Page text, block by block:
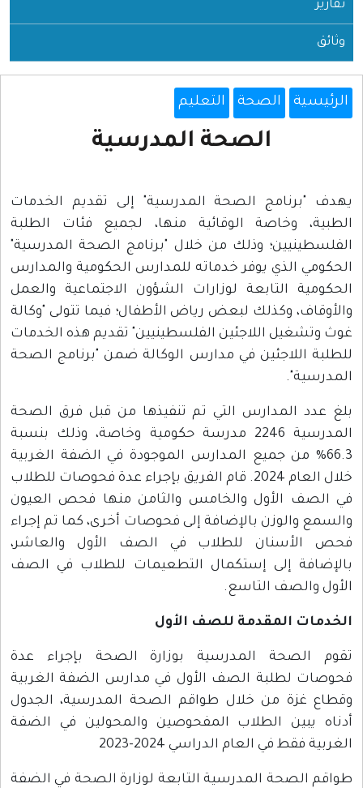
تقارير
وثائق
الرئيسية الصحة التعليم
الصحة المدرسية
يهدف "برنامج الصحة المدرسية" إلى تقديم الخدمات
الطبية، وخاصة الوقائية منها، لجميع فئات الطلبة
الفلسطينيين؛ وذلك من خلال "برنامج الصحة المدرسية"
الحكومي الذي يوفر خدماته للمدارس الحكومية والمدارس
الحكومية التابعة لوزارات الشؤون الاجتماعية والعمل
والأوقاف، وكذلك لبعض رياض الأطفال؛ فيما تتولى "وكالة
غوث وتشغيل اللاجئين الفلسطينيين" تقديم هذه الخدمات
للطلبة اللاجئين في مدارس الوكالة ضمن "برنامج الصحة
المدرسية".
بلغ عدد المدارس التي تم تنفيذها من قبل فرق الصحة
المدرسية 2246 مدرسة حكومية وخاصة، وذلك بنسبة
66.3% من جميع المدارس الموجودة في الضفة الغربية
خلال العام 2024. قام الفريق بإجراء عدة فحوصات للطلاب
في الصف الأول والخامس والثامن منها فحص العيون
والسمع والوزن بالإضافة إلى فحوصات أخرى، كما تم إجراء
فحص الأسنان للطلاب في الصف الأول والعاشر،
بالإضافة إلى إستكمال التطعيمات للطلاب في الصف
الأول والصف التاسع.
الخدمات المقدمة للصف الأول
تقوم الصحة المدرسية بوزارة الصحة بإجراء عدة
فحوصات لطلبة الصف الأول في مدارس الضفة الغربية
وقطاع غزة من خلال طواقم الصحة المدرسية، الجدول
أدناه يبين الطلاب المفحوصين والمحولين في الضفة
الغربية فقط في العام الدراسي 2024-2023
طواقم الصحة المدرسية التابعة لوزارة الصحة في الضفة